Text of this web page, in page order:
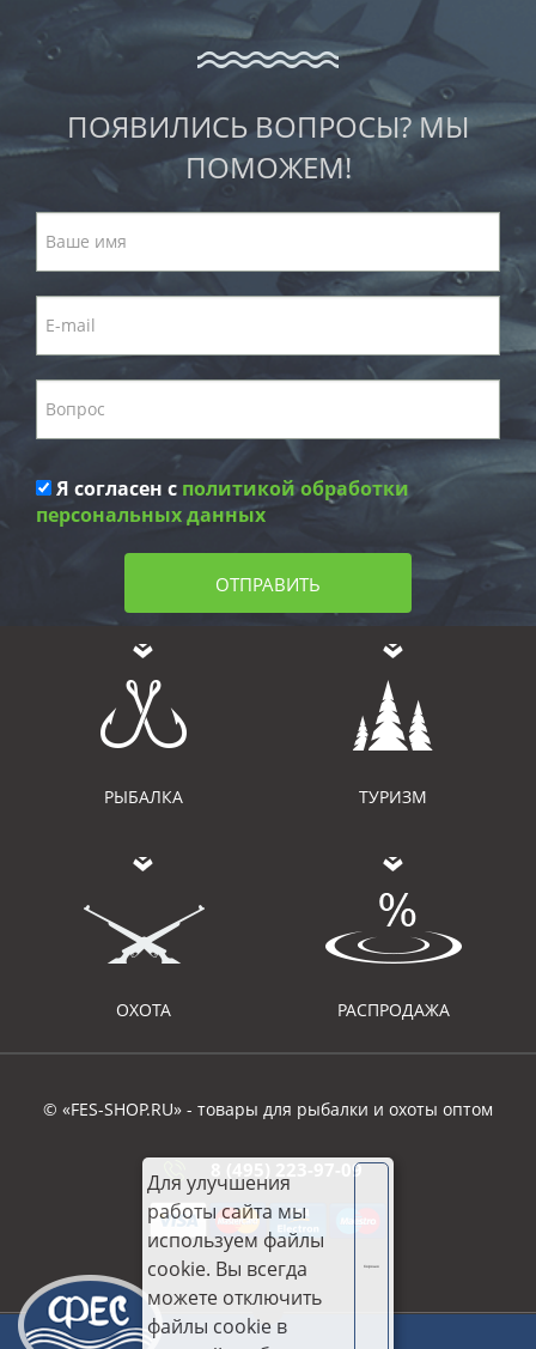
ПОЯВИЛИСЬ ВОПРОСЫ? МЫ
ПОМОЖЕМ!
Я согласен с политикой обработки
персональных данных
ОТПРАВИТЬ
РЫБАЛКА ТУРИЗМ
ОХОТА РАСПРОДАЖА
© «FES-SHOP.RU» - товары для рыбалки и охоты оптом
8 (495) 223-97-09
Для улучшения
работы сайта мы
используем файлы
cookie. Вы всегда
можете отключить
файлы cookie в
Хорошо